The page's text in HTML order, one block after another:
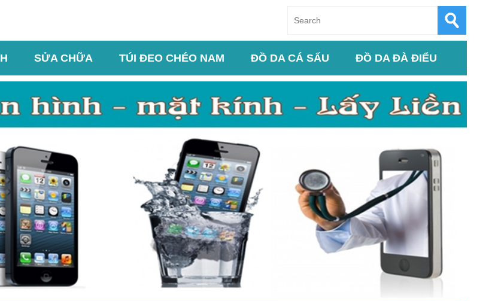
SỬA CHỮA TÚI ĐEO CHÉO NAM ĐỒ DA CÁ SẤU ĐỒ DA ĐÀ ĐIỂU